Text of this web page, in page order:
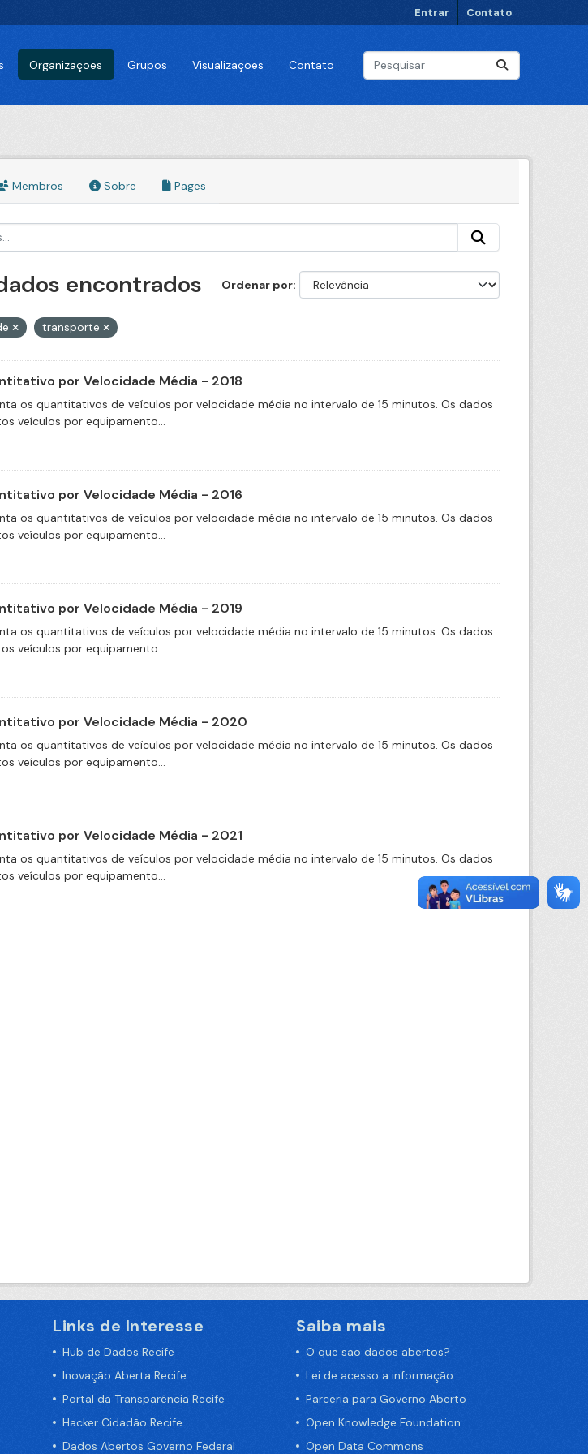
Entrar Contato
Organizações Grupos Visualizações Contato
Membros Sobre Pages
Ordenar por
encontrados
transporte
por Velocidade Média - 2018
os quantitativos de veículos por velocidade média no intervalo de 15 minutos. Os dados
veículos por equipamento...
por Velocidade Média - 2016
os quantitativos de veículos por velocidade média no intervalo de 15 minutos. Os dados
veículos por equipamento...
por Velocidade Média - 2019
os quantitativos de veículos por velocidade média no intervalo de 15 minutos. Os dados
veículos por equipamento...
por Velocidade Média - 2020
os quantitativos de veículos por velocidade média no intervalo de 15 minutos. Os dados
veículos por equipamento...
por Velocidade Média - 2021
os quantitativos de veículos por velocidade média no intervalo de 15 minutos. Os dados
veículos por equipamento...
Links de Interesse
Hub de Dados Recife
Inovação Aberta Recife
Portal da Transparência Recife
Hacker Cidadão Recife
Dados Abertos Governo Federal
Saiba mais
O que são dados abertos?
Lei de acesso a informação
Parceria para Governo Aberto
Open Knowledge Foundation
Open Data Commons